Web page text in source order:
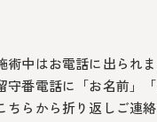
術中はお電話に出られま
守番電話に「お名前」
ちらから折り返しご連